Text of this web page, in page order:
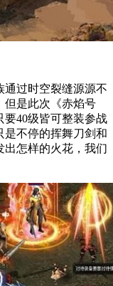
过时空裂缝源源不
但是此次《赤焰号
40级皆可整装参战
是不停的挥舞刀剑和
出怎样的火花，我们